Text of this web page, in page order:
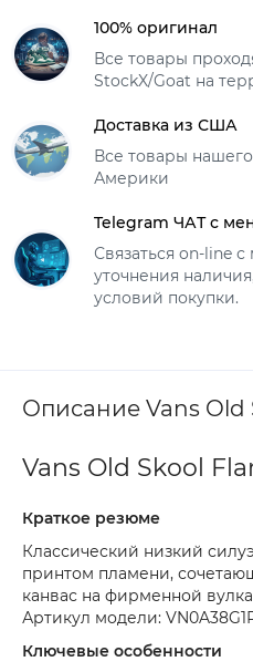
100% оригинал
Все товары
StockX/Goat на
Доставка из США
Все товары
Америки
Telegram ЧАТ с
Связаться on-line
уточнения
условий покупки.
Описание Vans Old
Vans Old Skool
Краткое резюме
Классический низкий
принтом пламени,
канвас на фирменной
Артикул модели:
Ключевые особенности